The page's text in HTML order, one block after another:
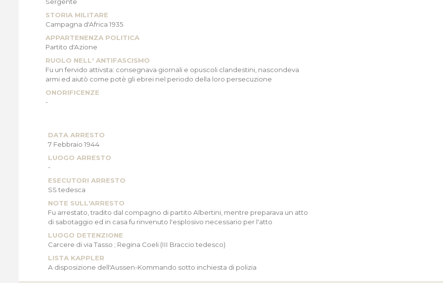
STORIA MILITARE
Campagna d'Africa 1935
APPARTENENZA POLITICA
Partito d'Azione
RUOLO NELL' ANTIFASCISMO
Fu un fervido attivsta: consegnava giornali e opuscoli clandestini, nascondeva
armi ed aiutò come potè gli ebrei nel periodo della loro persecuzione
ONORIFICENZE
-
DATA ARRESTO
7 Febbraio 1944
LUOGO ARRESTO
-
ESECUTORI ARRESTO
SS tedesca
NOTE SULL'ARRESTO
Fu arrestato, tradito dal compagno di partito Albertini, mentre preparava un atto
di sabotaggio ed in casa fu rinvenuto l'esplosivo necessario per l'atto
LUOGO DETENZIONE
Carcere di via Tasso ; Regina Coeli (III Braccio tedesco)
LISTA KAPPLER
A disposizione dell'Aussen-Kommando sotto inchiesta di polizia